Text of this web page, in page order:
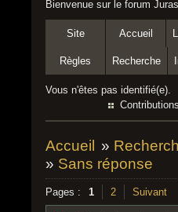
Bienvenue sur le forum
Site Accueil
Règles Recherche
Vous n'êtes pas identifié(e).
Accueil »
» Sans réponse
Pages : 1 2 Suivant